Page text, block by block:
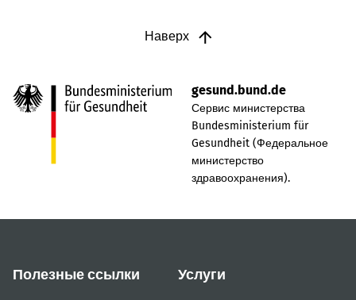
Наверх
gesund.bund.de
Сервис министерства
Bundesministerium für
Gesundheit (Федеральное
министерство
здравоохранения).
Полезные ссылки Услуги